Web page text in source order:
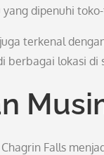
dipenuhi
terkenal
berbagai lokasi
Falls